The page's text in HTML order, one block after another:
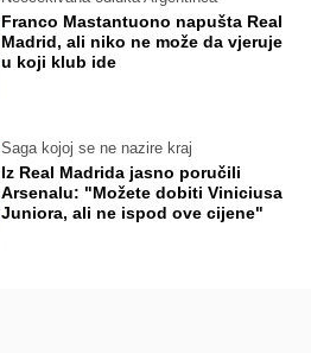
Franco Mastantuono napušta Real
Madrid, ali niko ne može da vjeruje
u koji klub ide
Saga kojoj se ne nazire kraj
Iz Real Madrida jasno poručili
Arsenalu: "Možete dobiti Viniciusa
Juniora, ali ne ispod ove cijene"